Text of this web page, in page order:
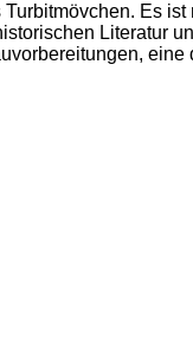
Turbitmövchen. Es ist
Literatur
eine